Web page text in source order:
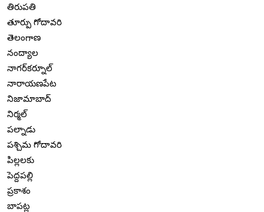
తిరుపతి
తూర్పు గోదావరి
తెలంగాణ
నంద్యాల
నాగర్‌కర్నూల్
నారాయణపేట
నిజామాబాద్
నిర్మల్
పల్నాడు
పశ్చిమ గోదావరి
పిల్లలకు
పెద్దపల్లి
ప్రకాశం
బాపట్ల